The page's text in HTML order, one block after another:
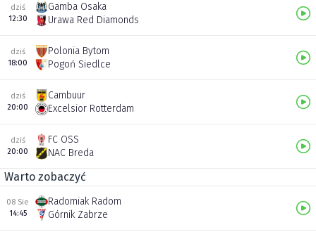
dziś
12:30
Gamba Osaka
Urawa Red Diamonds
dziś
18:00
Polonia Bytom
Pogoń Siedlce
dziś
20:00
Cambuur
Excelsior Rotterdam
dziś
20:00
FC OSS
NAC Breda
Warto zobaczyć
08 Sie
14:45
Radomiak Radom
Górnik Zabrze